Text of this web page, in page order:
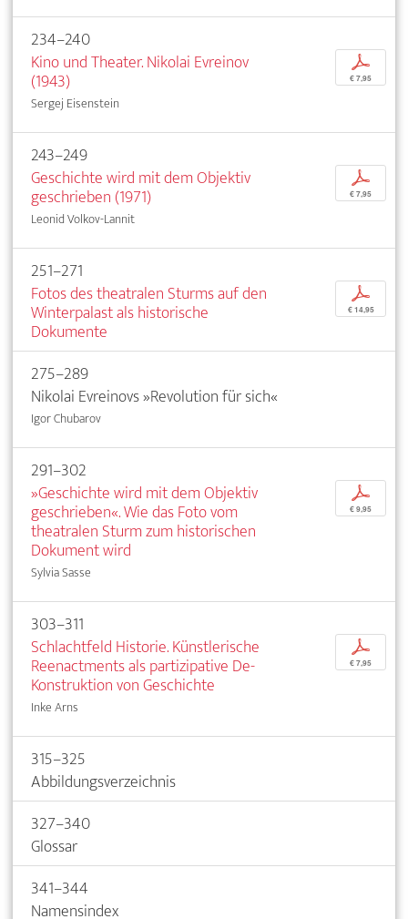
234–240
Kino und Theater. Nikolai Evreinov
(1943)
Sergej Eisenstein
p
€ 7,95
243–249
Geschichte wird mit dem Objektiv
geschrieben (1971)
Leonid Volkov-Lannit
p
€ 7,95
251–271
Fotos des theatralen Sturms auf den
Winterpalast als historische
Dokumente
p
€ 14,95
275–289
Nikolai Evreinovs »Revolution für sich«
Igor Chubarov
291–302
»Geschichte wird mit dem Objektiv
geschrieben«. Wie das Foto vom
theatralen Sturm zum historischen
Dokument wird
Sylvia Sasse
p
€ 9,95
303–311
Schlachtfeld Historie. Künstlerische
Reenactments als partizipative De-
Konstruktion von Geschichte
Inke Arns
p
€ 7,95
315–325
Abbildungsverzeichnis
327–340
Glossar
341–344
Namensindex